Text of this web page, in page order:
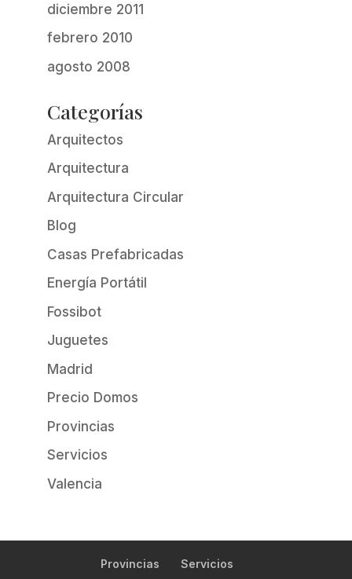
diciembre 2011
febrero 2010
agosto 2008
Categorías
Arquitectos
Arquitectura
Arquitectura Circular
Blog
Casas Prefabricadas
Energía Portátil
Fossibot
Juguetes
Madrid
Precio Domos
Provincias
Servicios
Valencia
Provincias Servicios